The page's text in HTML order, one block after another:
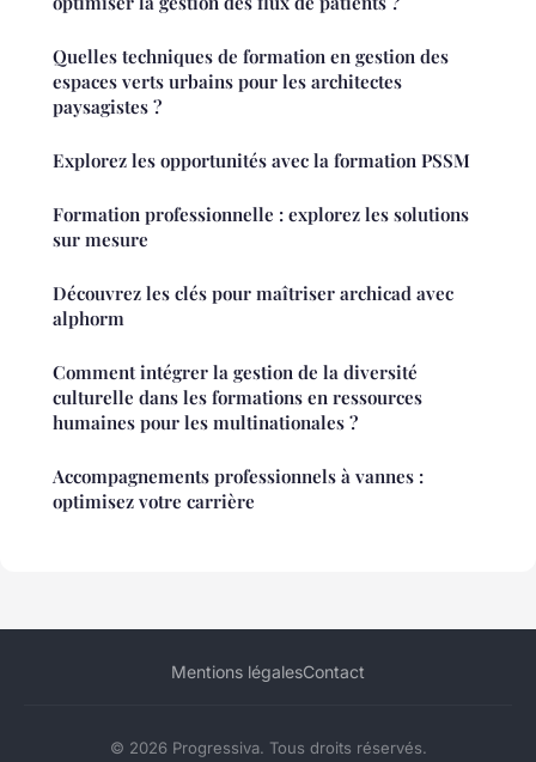
Quelles techniques de formation en gestion des
espaces verts urbains pour les architectes
paysagistes ?
Explorez les opportunités avec la formation PSSM
Formation professionnelle : explorez les solutions
sur mesure
Découvrez les clés pour maîtriser archicad avec
alphorm
Comment intégrer la gestion de la diversité
culturelle dans les formations en ressources
humaines pour les multinationales ?
Accompagnements professionnels à vannes :
optimisez votre carrière
Mentions légalesContact
© 2026 Progressiva. Tous droits réservés.